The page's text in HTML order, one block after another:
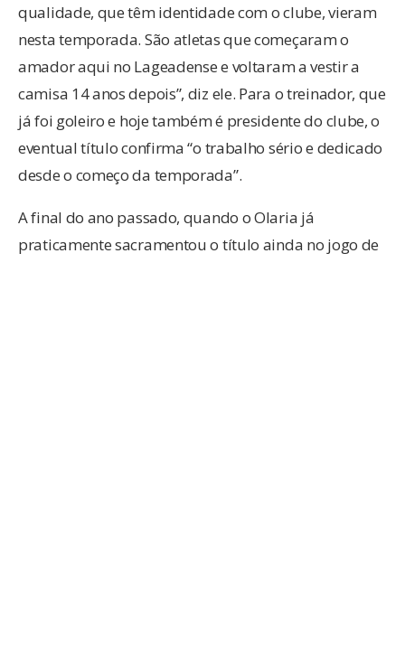
qualidade, que têm identidade com o clube, vieram
nesta temporada. São atletas que começaram o
amador aqui no Lageadense e voltaram a vestir a
camisa 14 anos depois”, diz ele. Para o treinador, que
já foi goleiro e hoje também é presidente do clube, o
eventual título confirma “o trabalho sério e dedicado
desde o começo da temporada”.
A final do ano passado, quando o Olaria já
praticamente sacramentou o título ainda no jogo de